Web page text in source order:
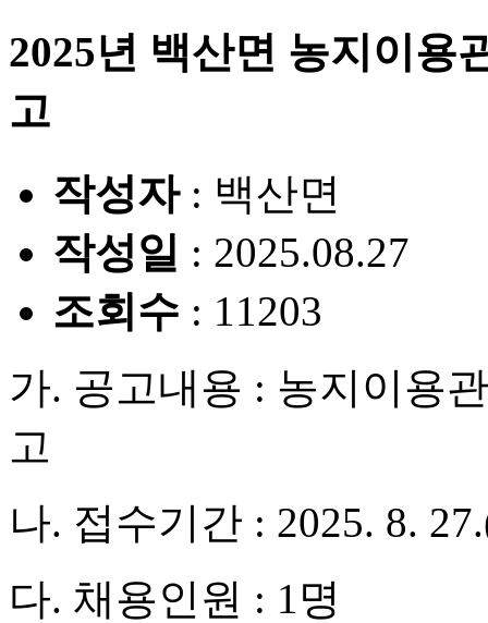
2025년 백산면 농지이용
고
작성자: 백산면
작성일 : 2025.08.27
조회수 : 11203
가. 공고내용 : 농지이용
고
나. 접수기간 : 2025. 8.
다. 채용인원 : 1명